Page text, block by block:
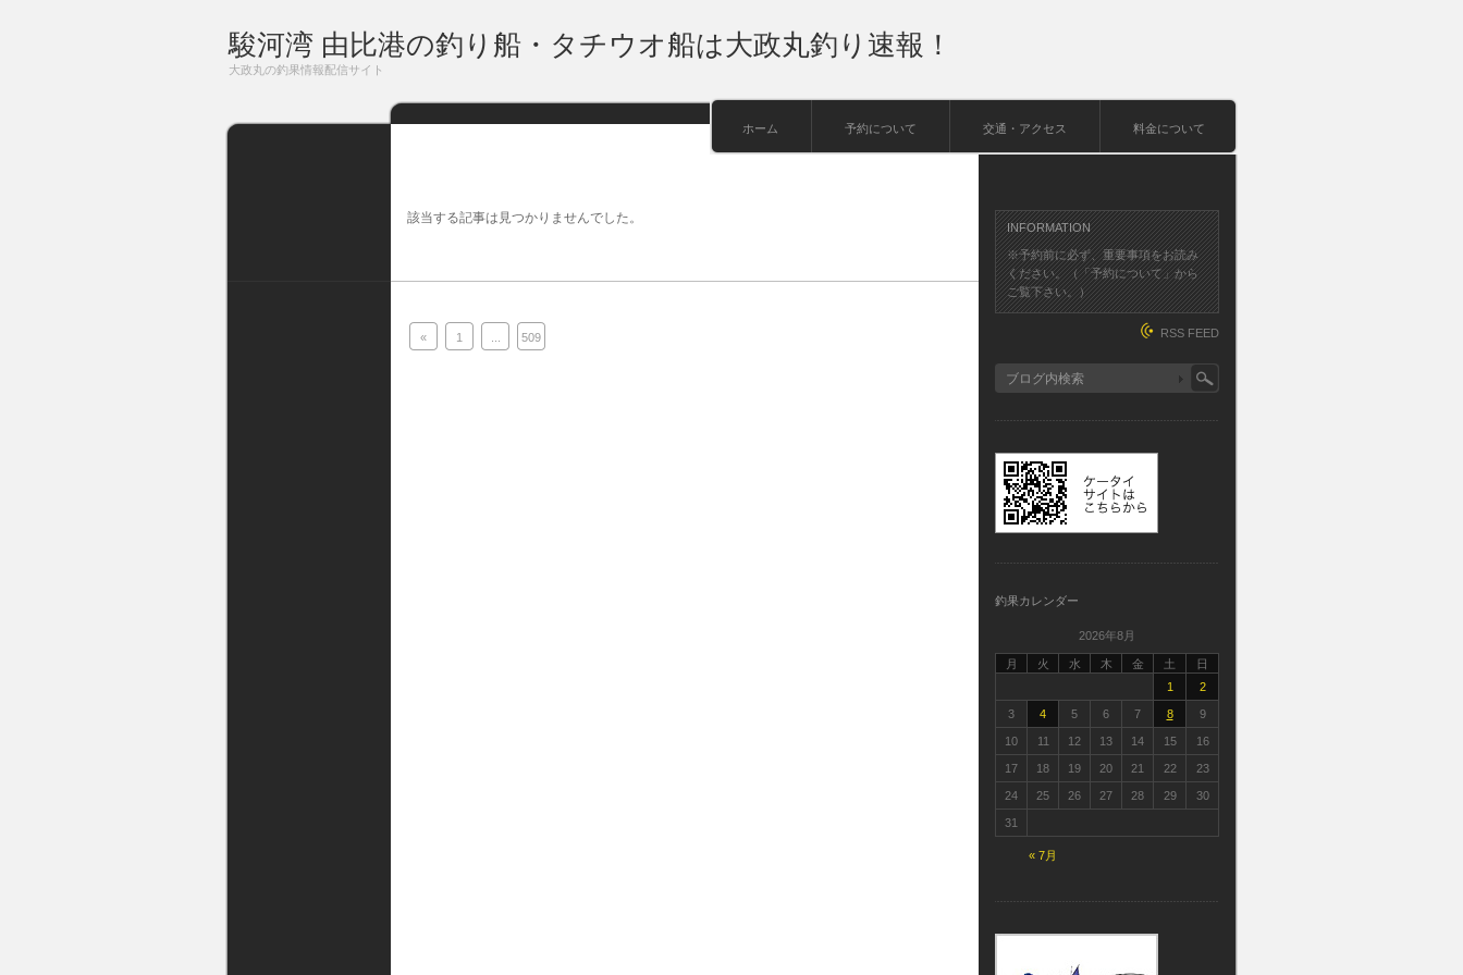
駿河湾 由比港の釣り船・タチウオ船は大政丸釣り速報！
大政丸の釣果情報配信サイト
ホーム 予約について 交通・アクセス 料金について
該当する記事は見つかりませんでした。
« 1 509
INFORMATION
※予約前に必ず、重要事項をお読み
ください。（「予約について」から
ご覧下さい。）
RSS FEED
釣果カレンダー
2026年8月
月 火 水 木 金 土 日
« 7月
1 2
3 4 5 6 7 8 9
10 11 12 13 14 15 16
17 18 19 20 21 22 23
24 25 26 27 28 29 30
31